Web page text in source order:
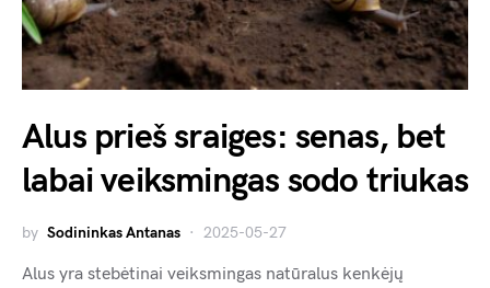
Alus prieš sraiges: senas, bet
labai veiksmingas sodo triukas
by Sodininkas Antanas 2025-05-27
Alus yra stebėtinai veiksmingas natūralus kenkėjų